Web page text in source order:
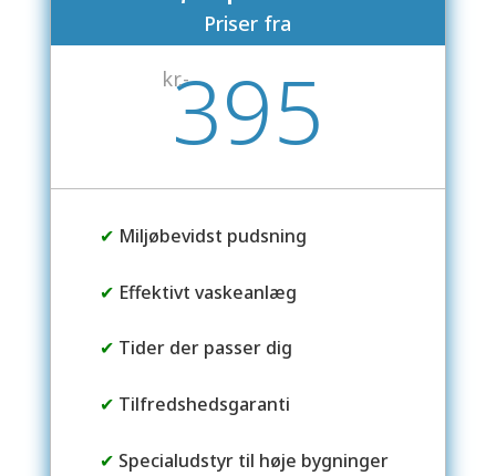
Priser fra
kr.-
395
✔ Miljøbevidst pudsning
✔ Effektivt vaskeanlæg
✔ Tider der passer dig
✔ Tilfredshedsgaranti
✔ Specialudstyr til høje bygninger